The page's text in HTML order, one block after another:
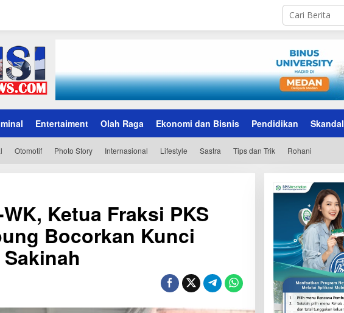
Entertaiment Olah Raga Ekonomi dan Bisnis Pendidikan Skandal
Otomotif Photo Story Internasional Lifestyle Sastra Tips dan Trik Rohani
Ketua Fraksi PKS
Bocorkan Kunci